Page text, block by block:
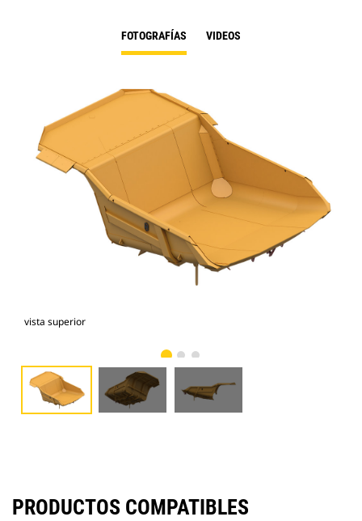
FOTOGRAFÍAS VIDEOS
vista superior
PRODUCTOS COMPATIBLES